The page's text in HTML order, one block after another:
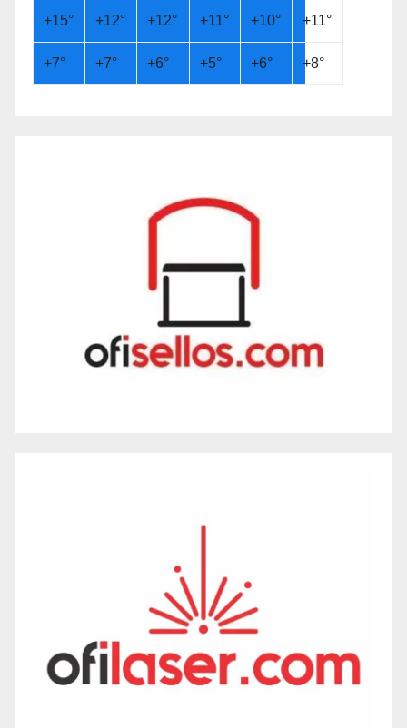
+15° +12° +12° +11° +10° +11°
+7° +7° +6° +5° +6° +8°